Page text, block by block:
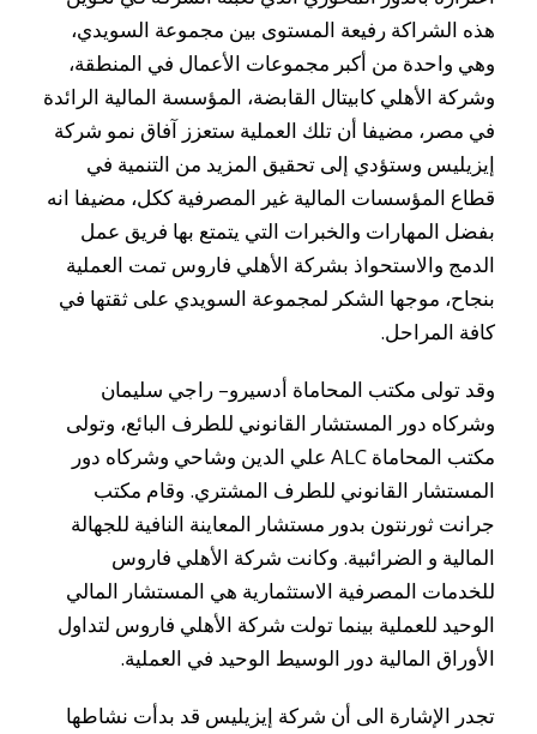
هذه الشراكة رفيعة المستوى بين مجموعة السويدي،
وهي واحدة من أكبر مجموعات الأعمال في المنطقة،
وشركة الأهلي كابيتال القابضة، المؤسسة المالية الرائدة
في مصر، مضيفا أن تلك العملية ستعزز آفاق نمو شركة
إيزيليس وستؤدي إلى تحقيق المزيد من التنمية في
قطاع المؤسسات المالية غير المصرفية ككل، مضيفا انه
بفضل المهارات والخبرات التي يتمتع بها فريق عمل
الدمج والاستحواذ بشركة الأهلي فاروس تمت العملية
بنجاح، موجها الشكر لمجموعة السويدي على ثقتها في
كافة المراحل.
وقد تولى مكتب المحاماة أدسيرو– راجي سليمان
وشركاه دور المستشار القانوني للطرف البائع، وتولى
مكتب المحاماة ALC علي الدين وشاحي وشركاه دور
المستشار القانوني للطرف المشتري. وقام مكتب
جرانت ثورنتون بدور مستشار المعاينة النافية للجهالة
المالية و الضرائبية. وكانت شركة الأهلي فاروس
للخدمات المصرفية الاستثمارية هي المستشار المالي
الوحيد للعملية بينما تولت شركة الأهلي فاروس لتداول
الأوراق المالية دور الوسيط الوحيد في العملية.
تجدر الإشارة الى أن شركة إيزيليس قد بدأت نشاطها